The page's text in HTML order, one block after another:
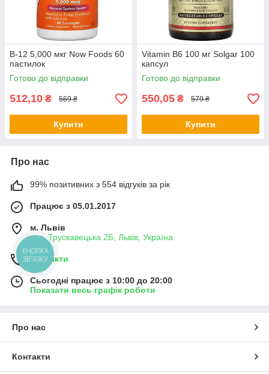
B-12 5,000 мкг Now Foods 60
пастилок
Готово до відправки
512,10 ₴ 569 ₴
Купити
Vitamin B6 100 мг Solgar 100
капсул
Готово до відправки
550,05 ₴ 579 ₴
Купити
Про нас
99% позитивних з 554 відгуків за рік
Працює з 05.01.2017
м. Львів
вул. Трускавецька 2Б, Львів, Україна
Контакти
Сьогодні працює з 10:00 до 20:00
Показати весь графік роботи
Про нас
Контакти
КНОПКА
ЗВ'ЯЗКУ